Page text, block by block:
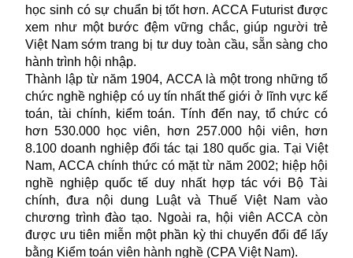
học sinh có sự chuẩn bị tốt hơn. ACCA Futurist được
xem như một bước đệm vững chắc, giúp người trẻ
Việt Nam sớm trang bị tư duy toàn cầu, sẵn sàng cho
hành trình hội nhập.
Thành lập từ năm 1904, ACCA là một trong những tổ
chức nghề nghiệp có uy tín nhất thế giới ở lĩnh vực kế
toán, tài chính, kiểm toán. Tính đến nay, tổ chức có
hơn 530.000 học viên, hơn 257.000 hội viên, hơn
8.100 doanh nghiệp đối tác tại 180 quốc gia. Tại Việt
Nam, ACCA chính thức có mặt từ năm 2002; hiệp hội
nghề nghiệp quốc tế duy nhất hợp tác với Bộ Tài
chính, đưa nội dung Luật và Thuế Việt Nam vào
chương trình đào tạo. Ngoài ra, hội viên ACCA còn
được ưu tiên miễn một phần kỳ thi chuyển đổi để lấy
bằng Kiểm toán viên hành nghề (CPA Việt Nam).